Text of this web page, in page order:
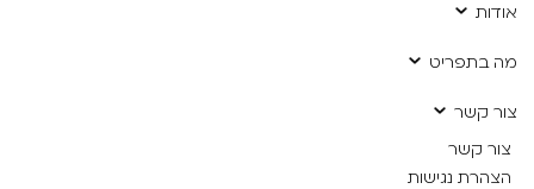
אודות
מה בתפריט
צור קשר
צור קשר
הצהרת נגישות